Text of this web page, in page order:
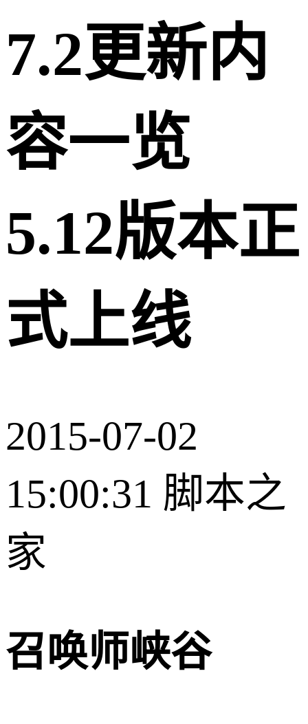
7.2更新内
容一览
5.12版本正
式上线
2015-07-02
15:00:31 脚本之
家
召唤师峡谷